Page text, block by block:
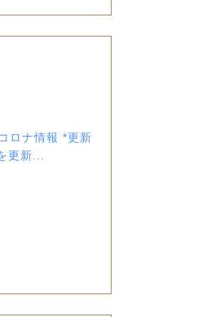
ロナ情報 *更新
更新...